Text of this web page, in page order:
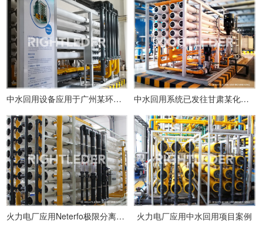
中水回用设备应用于广州某环氧树脂废水处理 中水回用系统已发往甘肃某化纤厂
火力电厂应用Neterfo极限分离系统项目案例 火力电厂应用中水回用项目案例